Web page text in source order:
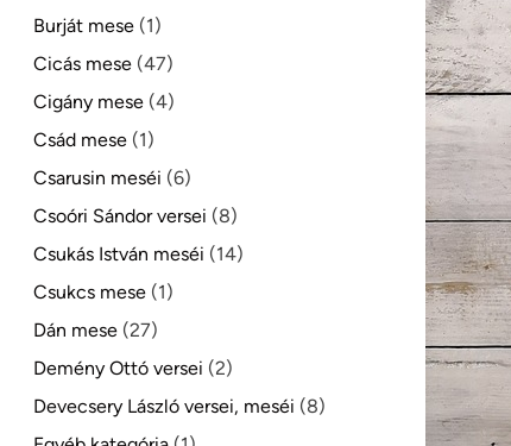
Burját mese (1)
Cicás mese (47)
Cigány mese (4)
Csád mese (1)
Csarusin meséi (6)
Csoóri Sándor versei (8)
Csukás István meséi (14)
Csukcs mese (1)
Dán mese (27)
Demény Ottó versei (2)
Devecsery László versei, meséi (8)